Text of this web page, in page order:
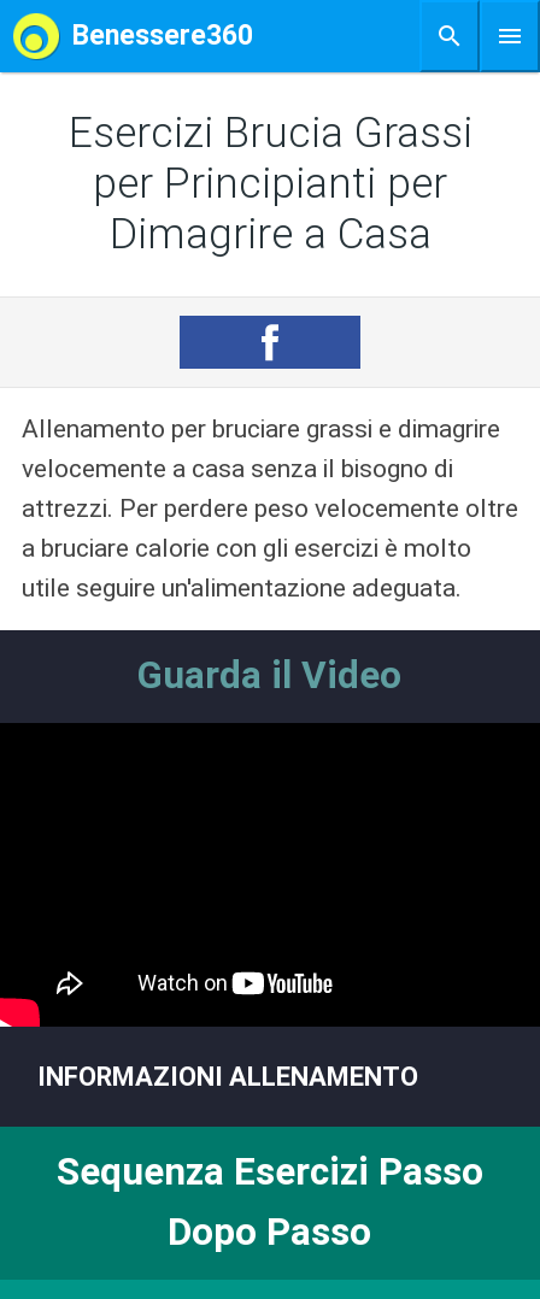
Esercizi Brucia Grassi
per Principianti per
Dimagrire a Casa
Allenamento per bruciare grassi e dimagrire
velocemente a casa senza il bisogno di
attrezzi. Per perdere peso velocemente oltre
a bruciare calorie con gli esercizi è molto
utile seguire un'alimentazione adeguata.
Guarda il Video
INFORMAZIONI ALLENAMENTO
Sequenza Esercizi Passo
Dopo Passo
Benessere360